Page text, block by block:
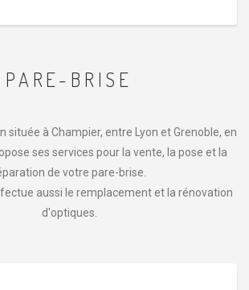
PARE-BRISE
située à Champier, entre Lyon et Grenoble, en
ses services pour la vente, la pose et la
de votre pare-brise.
aussi le remplacement et la rénovation
d'optiques.